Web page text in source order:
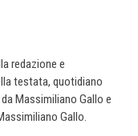
redazione e
testata, quotidiano
Massimiliano Gallo e
Gallo.